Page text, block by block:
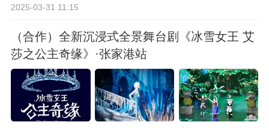
2025-03-31 11:15
（合作）全新沉浸式全景舞台剧《冰雪女王 艾
莎之公主奇缘》·张家港站